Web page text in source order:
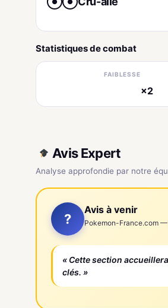
Statistiques de combat
FAIBLESSE
×2
Avis Expert
Analyse approfondie par notre
?
Avis à venir
Pokemon-France.com
« Cette section
clés. »